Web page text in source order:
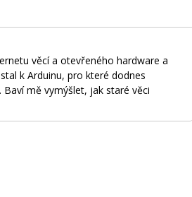
věcí a otevřeného hardware a
k Arduinu, pro které dodnes
mě vymýšlet, jak staré věci